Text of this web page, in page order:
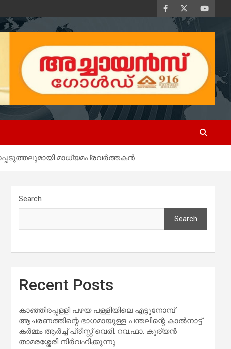
മാധ്യമപ്രവര്‍ത്തകന്‍
Search
Search
Recent Posts
കാഞ്ഞിരപ്പള്ളി പഴയ പള്ളിയിലെ എട്ടുനോമ്പ്
ആചരണത്തിന്റെ ഭാഗമായുള്ള പന്തലിന്റെ കാൽനാട്ട്
കർമ്മം ആർച്ച് പ്രീസ്റ്റ് വെരി. റവ.ഫാ. കുര്യൻ
താമരശ്ശേരി നിർവഹിക്കുന്നു.